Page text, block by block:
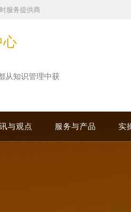
服务提供商
心
从知识管理中获
与观点 服务与产品 实